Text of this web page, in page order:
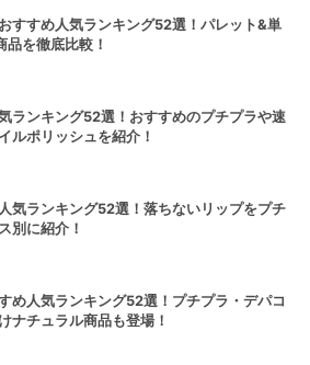
すすめ人気ランキング52選！パレット&単
品を徹底比較！
ランキング52選！おすすめのプチプラや速
ルポリッシュを紹介！
気ランキング52選！落ちないリップをプチ
別に紹介！
め人気ランキング52選！プチプラ・デパコ
ナチュラル商品も登場！